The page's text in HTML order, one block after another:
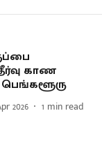
காண
பெங்களூரு
2026 1 min read